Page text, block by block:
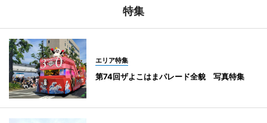
特集
エリア特集
第74回ザよこはまパレード全貌 写真特集